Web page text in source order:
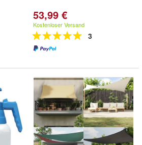
53,99 €
Kostenloser Versand
3